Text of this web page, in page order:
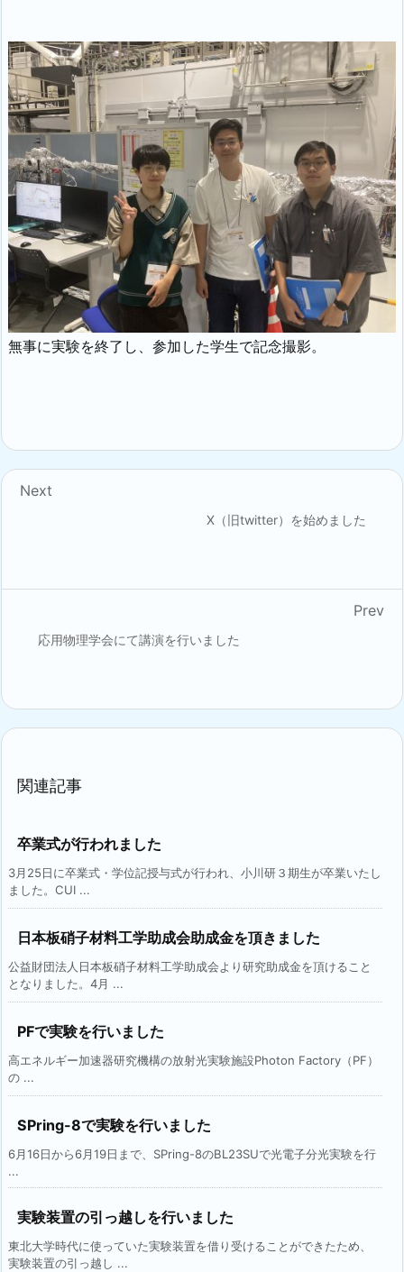
無事に実験を終了し、参加した学生で記念撮影。
X（旧twitter）を始めました
Next
応用物理学会にて講演を行いました
Prev
関連記事
卒業式が行われました
3月25日に卒業式・学位記授与式が行われ、小川研３期生が卒業いたし
ました。CUI ...
日本板硝子材料工学助成会助成金を頂きました
公益財団法人日本板硝子材料工学助成会より研究助成金を頂けること
となりました。4月 ...
PFで実験を行いました
高エネルギー加速器研究機構の放射光実験施設Photon Factory（PF）
の ...
SPring-8で実験を行いました
6月16日から6月19日まで、SPring-8のBL23SUで光電子分光実験を行
...
実験装置の引っ越しを行いました
東北大学時代に使っていた実験装置を借り受けることができたため、
実験装置の引っ越し ...